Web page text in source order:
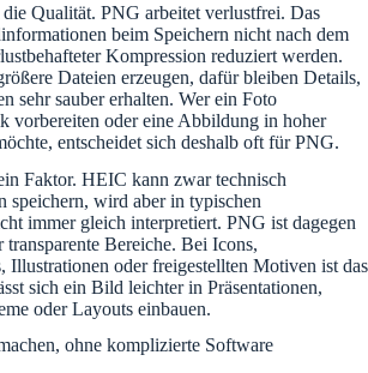
Qualität. PNG arbeitet verlustfrei. Das
beim Speichern nicht nach dem
Kompression reduziert werden.
Dateien erzeugen, dafür bleiben Details,
sehr sauber erhalten. Wer ein Foto
vorbereiten oder eine Abbildung in hoher
entscheidet sich deshalb oft für PNG.
Faktor. HEIC kann zwar technisch
speichern, wird aber in typischen
immer gleich interpretiert. PNG ist dagegen
transparente Bereiche. Bei Icons,
Illustrationen oder freigestellten Motiven ist das
sich ein Bild leichter in Präsentationen,
oder Layouts einbauen.
ohne komplizierte Software